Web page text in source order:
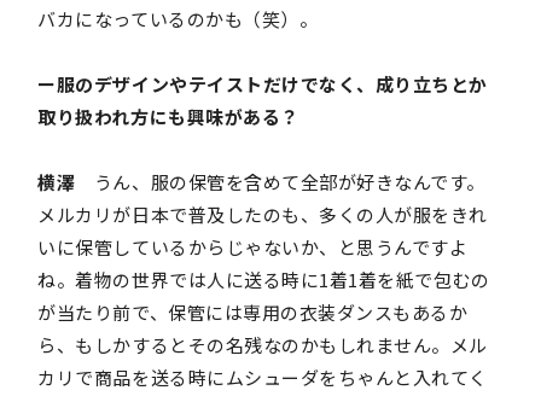
バカになっているのかも（笑）。
ー服のデザインやテイストだけでなく、成り立ちとか
取り扱われ方にも興味がある？
横澤 うん、服の保管を含めて全部が好きなんです。
メルカリが日本で普及したのも、多くの人が服をきれ
いに保管しているからじゃないか、と思うんですよ
ね。着物の世界では人に送る時に1着1着を紙で包むの
が当たり前で、保管には専用の衣装ダンスもあるか
ら、もしかするとその名残なのかもしれません。メル
カリで商品を送る時にムシューダをちゃんと入れてく